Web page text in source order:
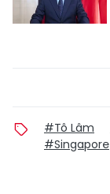
#Tô Lâm
#Singapore